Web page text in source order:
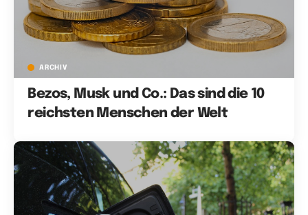
ARCHIV
Bezos, Musk und Co.: Das sind die 10
reichsten Menschen der Welt